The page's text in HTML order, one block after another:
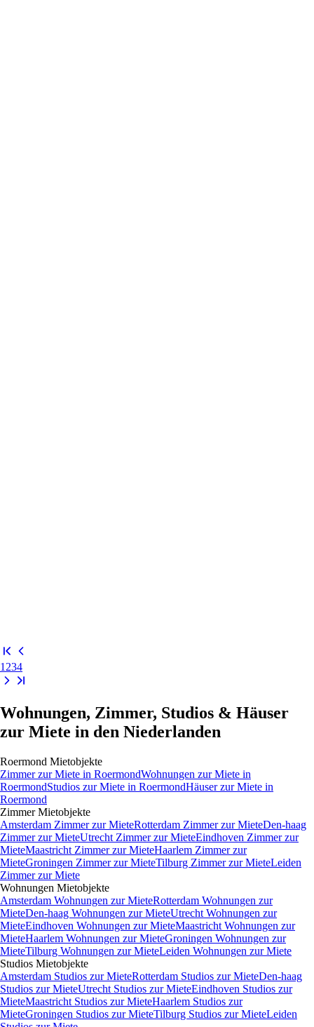
1 234
Wohnungen, Zimmer, Studios & Häuser
zur Miete in den Niederlanden
Roermond Mietobjekte
Zimmer zur Miete in RoermondWohnungen zur Miete in
RoermondStudios zur Miete in RoermondHäuser zur Miete in
Roermond
Zimmer Mietobjekte
Amsterdam Zimmer zur MieteRotterdam Zimmer zur MieteDen-haag
Zimmer zur MieteUtrecht Zimmer zur MieteEindhoven Zimmer zur
MieteMaastricht Zimmer zur MieteHaarlem Zimmer zur
MieteGroningen Zimmer zur MieteTilburg Zimmer zur MieteLeiden
Zimmer zur Miete
Wohnungen Mietobjekte
Amsterdam Wohnungen zur MieteRotterdam Wohnungen zur
MieteDen-haag Wohnungen zur MieteUtrecht Wohnungen zur
MieteEindhoven Wohnungen zur MieteMaastricht Wohnungen zur
MieteHaarlem Wohnungen zur MieteGroningen Wohnungen zur
MieteTilburg Wohnungen zur MieteLeiden Wohnungen zur Miete
Studios Mietobjekte
Amsterdam Studios zur MieteRotterdam Studios zur MieteDen-haag
Studios zur MieteUtrecht Studios zur MieteEindhoven Studios zur
MieteMaastricht Studios zur MieteHaarlem Studios zur
MieteGroningen Studios zur MieteTilburg Studios zur MieteLeiden